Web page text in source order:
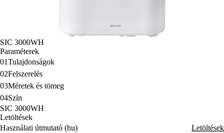
SIC 3000WH
Paraméterek
01Tulajdonságok
02Felszerelés
03Méretek és tömeg
04Szín
SIC 3000WH
Letöltések
Használati útmutató (hu)
Letöltések